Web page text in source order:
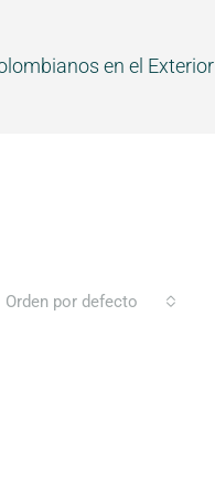
en el Exterior
Orden por defecto